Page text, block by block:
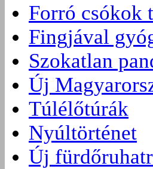
Forró csókok
Fingjával
Szokatlan
Új
Túlélőtúrák
Nyúltörténet
Új